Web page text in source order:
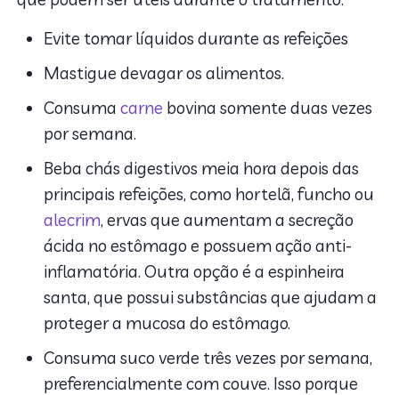
Evite tomar líquidos durante as refeições
Mastigue devagar os alimentos.
Consumacarne bovina somente duas vezes
por semana.
Beba chás digestivos meia hora depois das
principais refeições, como hortelã, funcho ou
alecrim, ervas que aumentam a secreção
ácida no estômago e possuem ação anti-
inflamatória. Outra opção é a espinheira
santa, que possui substâncias que ajudam a
proteger a mucosa do estômago.
Consuma suco verde três vezes por semana,
preferencialmente com couve. Isso porque